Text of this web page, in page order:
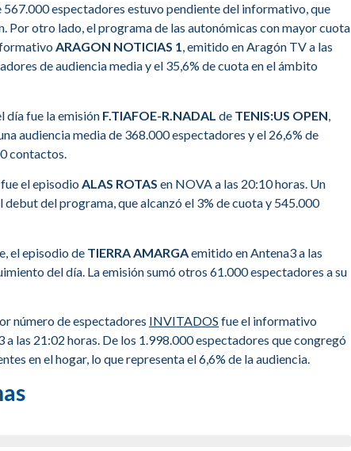
espectadores estuvo pendiente del informativo, que
Por otro lado, el programa de las autonómicas con mayor cuota
ARAGON NOTICIAS 1, emitido en Aragón TV a las
de audiencia media y el 35,6% de cuota en el ámbito
día fue la emisión F.TIAFOE-R.NADAL de TENIS:US OPEN
audiencia media de 368.000 espectadores y el 26,6% de
contactos.
el episodio ALAS ROTAS en NOVA a las 20:10 horas. Un
del programa, que alcanzó el 3% de cuota y 545.000
el episodio de TIERRA AMARGAemitido en Antena3 a las
del día. La emisión sumó otros 61.000 espectadores a su
número de espectadores INVITADOS fue el informativo
a las 21:02 horas. De los 1.998.000 espectadores que congregó
en el hogar, lo que representa el 6,6% de la audiencia.